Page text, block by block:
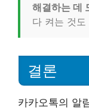
해결하는 데
다 켜는 것
결론
카카오톡의 알